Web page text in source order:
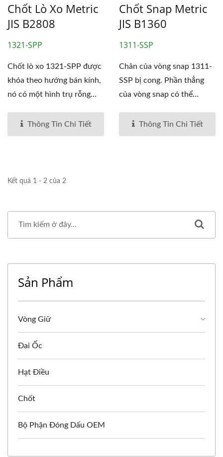
Chốt Lò Xo Metric
JIS B2808
1321-SPP
Chốt lò xo 1321-SPP được
khóa theo hướng bán kính,
nó có một hình trụ rỗng...
Thông Tin Chi Tiết
Chốt Snap Metric
JIS B1360
1311-SSP
Chân của vòng snap 1311-
SSP bị cong. Phần thẳng
của vòng snap có thể
Thông Tin Chi Tiết
Kết quả 1 - 2 của 2
Sản Phẩm
Vòng Giữ
Đai Ốc
Hạt Điều
Chốt
Bộ Phận Đóng Dấu OEM